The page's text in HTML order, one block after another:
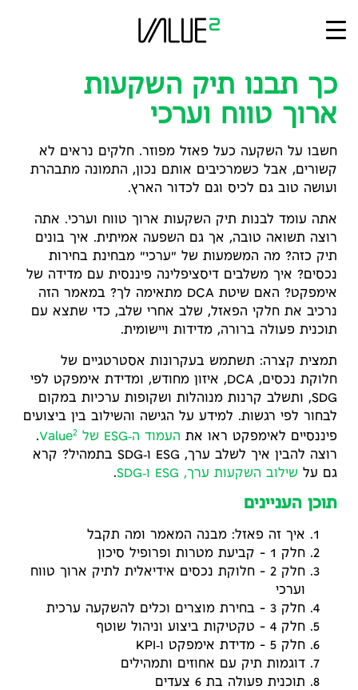
content
כך תבנו תיק השקעות
ארוך טווח וערכי
חשבו על השקעה כעל פאזל מפוזר. חלקים נראים לא
קשורים, אבל כשמרכיבים אותם נכון, התמונה מתבהרת
ועושה טוב גם לכיס וגם לכדור הארץ.
אתה עומד לבנות תיק השקעות ארוך טווח וערכי. אתה
רוצה תשואה טובה, אך גם השפעה אמיתית. איך בונים
תיק כזה? מה המשמעות של "ערכי" מבחינת בחירות
נכסים? איך משלבים דיסציפלינה פיננסית עם מדידה של
אימפקט? האם שיטת DCA מתאימה לך? במאמר הזה
נרכיב את חלקי הפאזל, שלב אחרי שלב, כדי שתצא עם
תוכנית פעולה ברורה, מדידות ויישומית.
תמצית קצרה: תשתמש בעקרונות אסטרטגיים של
חלוקת נכסים, DCA, איזון מחודש, ומדידת אימפקט לפי
SDG, ותשלב קרנות מנוהלות ושקופות ערכיות במקום
לבחור לפי רגשות. למידע על הגישה והשילוב בין ביצועים
פיננסיים לאימפקט ראו את העמוד ה‑ESG של Value 2
.
רוצה להבין איך לשלב ערך, ESG ו‑SDG בתמהיל? קרא
גם על שילוב השקעות ערך, ESG ו‑SDG .
תוכן העניינים
איך זה פאזל: מבנה המאמר ומה תקבל
חלק 1 – קביעת מטרות ופרופיל סיכון
חלק 2 – חלוקת נכסים אידיאלית לתיק ארוך טווח
וערכי
חלק 3 – בחירת מוצרים וכלים להשקעה ערכית
חלק 4 – טקטיקות ביצוע וניהול שוטף
חלק 5 – מדידת אימפקט ו‑KPI
דוגמות תיק עם אחוזים ותמהילים
תוכנית פעולה בת 6 צעדים